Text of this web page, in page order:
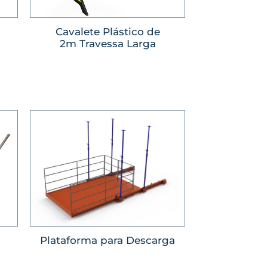
Cavalete Plástico de
2m Travessa Larga
Plataforma para Descarga